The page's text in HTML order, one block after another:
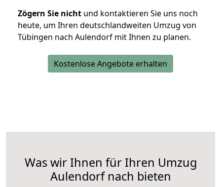
Zögern Sie nicht und kontaktieren Sie uns noch
heute, um Ihren deutschlandweiten Umzug von
Tübingen nach Aulendorf mit Ihnen zu planen.
Kostenlose Angebote erhalten
Was wir Ihnen für Ihren Umzug
Aulendorf nach bieten